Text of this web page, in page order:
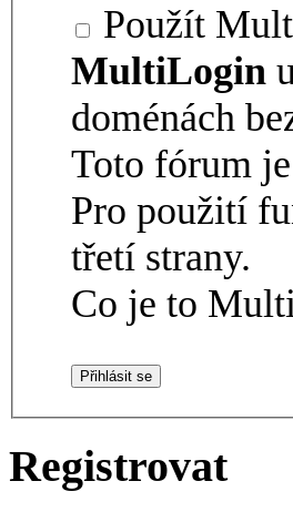
Použít
MultiLogin
doménách
Toto fórum
Pro použití
třetí strany.
Co je to
Registrovat